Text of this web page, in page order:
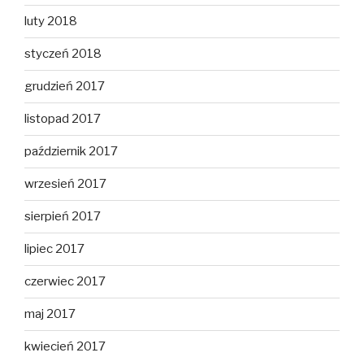
luty 2018
styczeń 2018
grudzień 2017
listopad 2017
październik 2017
wrzesień 2017
sierpień 2017
lipiec 2017
czerwiec 2017
maj 2017
kwiecień 2017